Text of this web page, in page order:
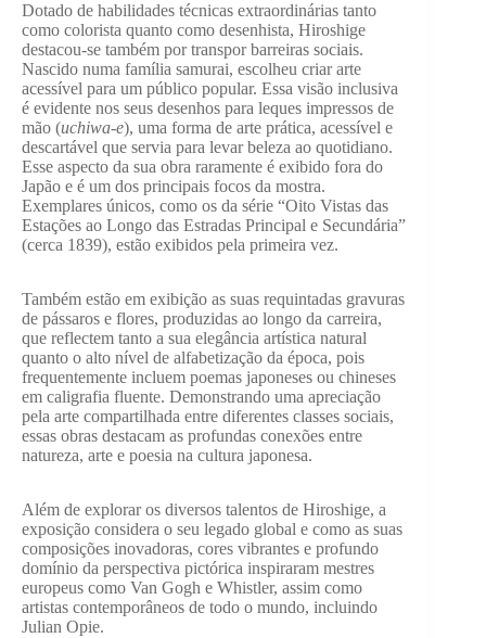
Dotado de habilidades técnicas extraordinárias tanto
como colorista quanto como desenhista, Hiroshige
destacou-se também por transpor barreiras sociais.
Nascido numa família samurai, escolheu criar arte
acessível para um público popular. Essa visão inclusiva
é evidente nos seus desenhos para leques impressos de
mão (uchiwa-e), uma forma de arte prática, acessível e
descartável que servia para levar beleza ao quotidiano.
Esse aspecto da sua obra raramente é exibido fora do
Japão e é um dos principais focos da mostra.
Exemplares únicos, como os da série “Oito Vistas das
Estações ao Longo das Estradas Principal e Secundária”
(cerca 1839), estão exibidos pela primeira vez.
Também estão em exibição as suas requintadas gravuras
de pássaros e flores, produzidas ao longo da carreira,
que reflectem tanto a sua elegância artística natural
quanto o alto nível de alfabetização da época, pois
frequentemente incluem poemas japoneses ou chineses
em caligrafia fluente. Demonstrando uma apreciação
pela arte compartilhada entre diferentes classes sociais,
essas obras destacam as profundas conexões entre
natureza, arte e poesia na cultura japonesa.
Além de explorar os diversos talentos de Hiroshige, a
exposição considera o seu legado global e como as suas
composições inovadoras, cores vibrantes e profundo
domínio da perspectiva pictórica inspiraram mestres
europeus como Van Gogh e Whistler, assim como
artistas contemporâneos de todo o mundo, incluindo
Julian Opie.